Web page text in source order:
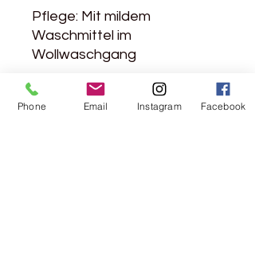
Pflege: Mit mildem
Waschmittel im
Wollwaschgang
Phone Email Instagram Facebook